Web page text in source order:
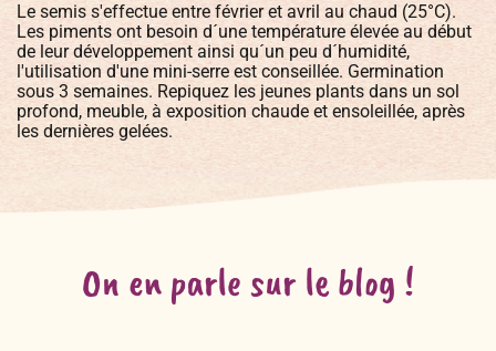
Le semis s'effectue entre février et avril au chaud (25°C).
Les piments ont besoin d´une température élevée au début
de leur développement ainsi qu´un peu d´humidité,
l'utilisation d'une mini-serre est conseillée. Germination
sous 3 semaines. Repiquez les jeunes plants dans un sol
profond, meuble, à exposition chaude et ensoleillée, après
les dernières gelées.
On en parle sur le blog !